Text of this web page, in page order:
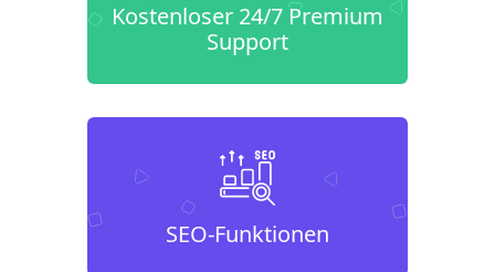
Kostenloser 24/7 Premium
Support
SEO-Funktionen